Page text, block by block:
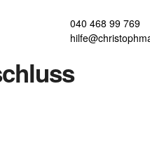
040 468 99 769